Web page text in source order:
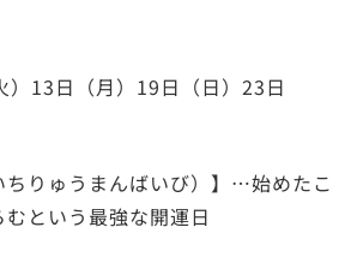
）13日（月）19日（日）23日
ちりゅうまんばいび）】…始めたこ
という最強な開運日